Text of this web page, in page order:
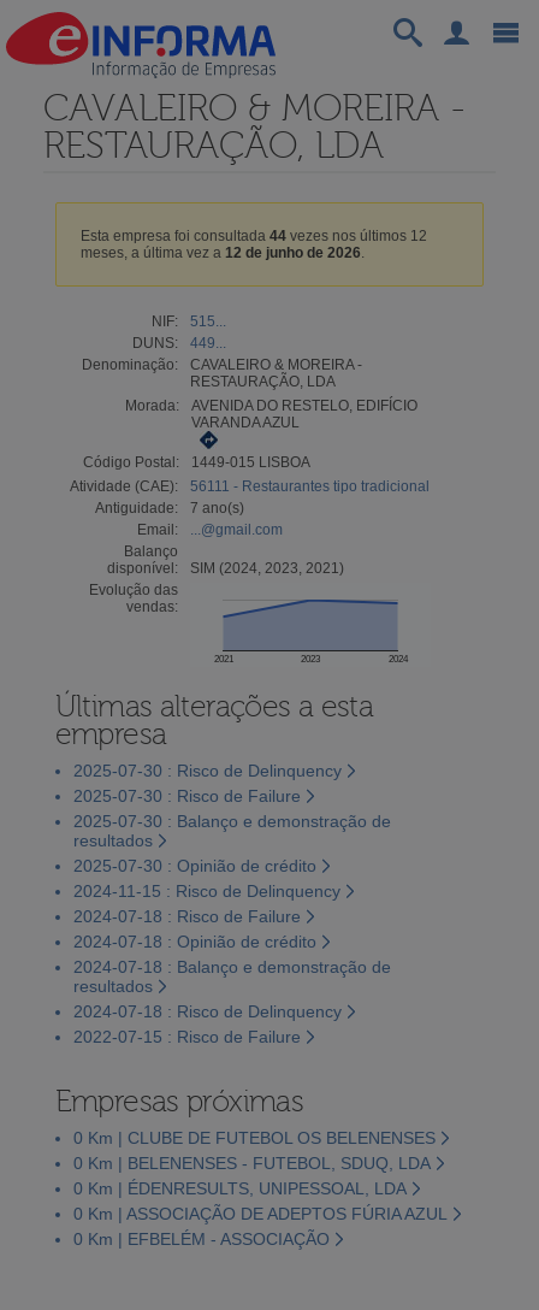
CAVALEIRO & MOREIRA -
RESTAURAÇÃO, LDA
Esta empresa foi consultada 44vezes nos últimos 12
meses, a última vez a 12 de junho de 2026.
NIF:
515...
DUNS:
449...
Denominação:
CAVALEIRO & MOREIRA -
RESTAURAÇÃO, LDA
Morada:
AVENIDA DO RESTELO, EDIFÍCIO
VARANDA AZUL
Código Postal:
1449-015 LISBOA
Atividade (CAE):
56111 - Restaurantes tipo tradicional
Antiguidade:
7 ano(s)
Email:
...@gmail.com
Balanço
disponível:
SIM (2024, 2023, 2021)
Evolução das
vendas:
2021 2023 2024
Últimas alterações a esta
empresa
2025-07-30 : Risco de Delinquency
2025-07-30 : Risco de Failure
2025-07-30 : Balanço e demonstração de
resultados
2025-07-30 : Opinião de crédito
2024-11-15 : Risco de Delinquency
2024-07-18 : Risco de Failure
2024-07-18 : Opinião de crédito
2024-07-18 : Balanço e demonstração de
resultados
2024-07-18 : Risco de Delinquency
2022-07-15 : Risco de Failure
Empresas próximas
0 Km | CLUBE DE FUTEBOL OS BELENENSES
0 Km | BELENENSES - FUTEBOL, SDUQ, LDA
0 Km | ÉDENRESULTS, UNIPESSOAL, LDA
0 Km | ASSOCIAÇÃO DE ADEPTOS FÚRIA AZUL
0 Km | EFBELÉM - ASSOCIAÇÃO